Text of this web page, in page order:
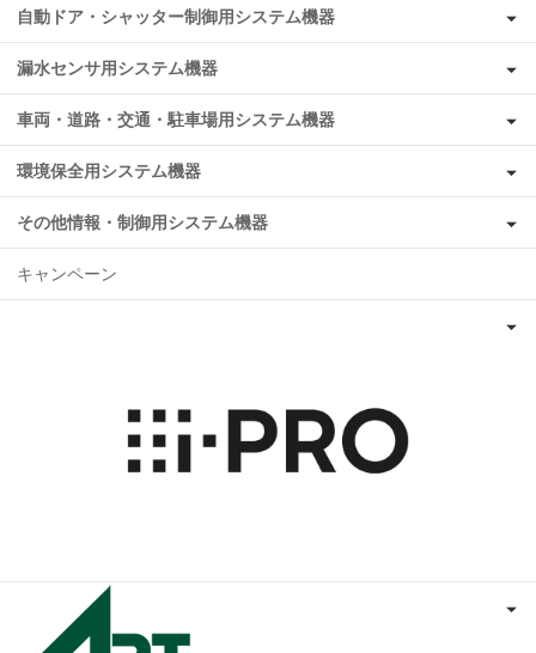
自動ドア・シャッター制御用システム機器
漏水センサ用システム機器
車両・道路・交通・駐車場用システム機器
環境保全用システム機器
その他情報・制御用システム機器
キャンペーン